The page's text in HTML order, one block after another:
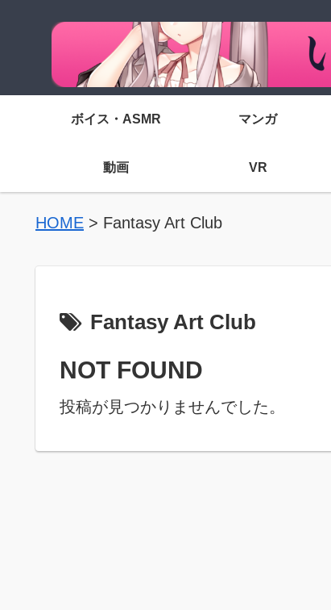
ボイス・ASMR マンガ
動画 VR
HOME > Fantasy Art Club
Fantasy Art Club
NOT FOUND
投稿が見つかりませんでした。